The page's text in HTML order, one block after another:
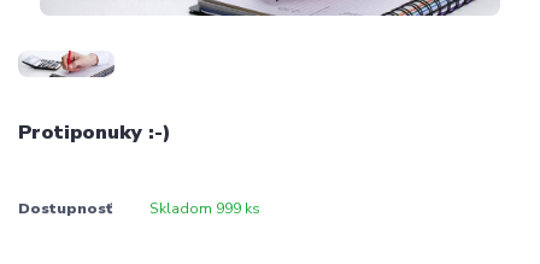
Protiponuky :-)
Dostupnosť Skladom 999 ks